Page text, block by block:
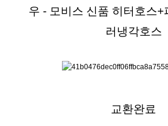
우 - 모비스 신품 히터호스+
러냉각호스
교환완료